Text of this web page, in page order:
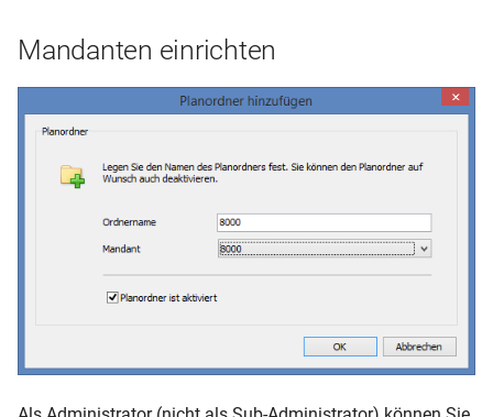
Planungsfenster
Mandanten einrichten